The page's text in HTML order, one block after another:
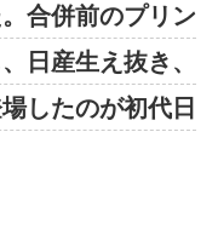
合併前のプリン
日産生え抜き、
したのが初代日